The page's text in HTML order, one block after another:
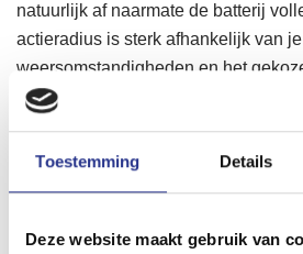
Toestemming Details
Deze website maakt gebruik van
natuurlijk af naarmate de batterij
actieradius is sterk afhankelijk van
weersomstandigheden en het
Conclusie review
GT
van droomt. Topprestaties, een zeer